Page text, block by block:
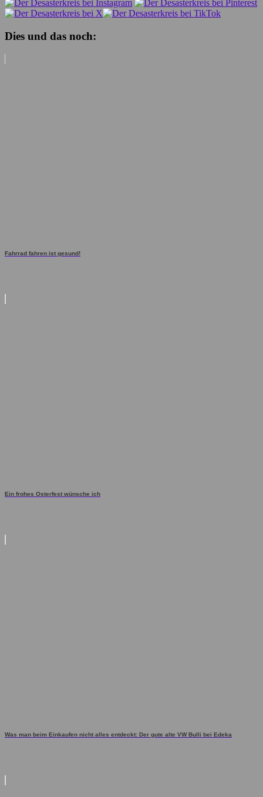
Dies und das noch:
Fahrrad fahren ist gesund!
Ein frohes Osterfest wünsche ich
Was man beim Einkaufen nicht alles entdeckt: Der gute alte VW Bulli bei Edeka